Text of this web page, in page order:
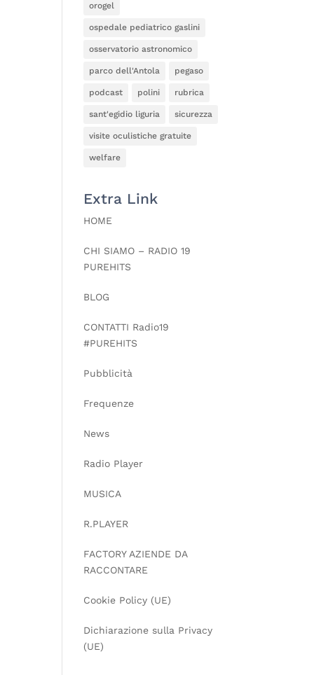
orogel
ospedale pediatrico gaslini
osservatorio astronomico
parco dell'Antola pegaso
podcast polini rubrica
sant'egidio liguria sicurezza
visite oculistiche gratuite
welfare
Extra Link
HOME
CHI SIAMO – RADIO 19
PUREHITS
BLOG
CONTATTI Radio19
#PUREHITS
Pubblicità
Frequenze
News
Radio Player
MUSICA
R.PLAYER
FACTORY AZIENDE DA
RACCONTARE
Cookie Policy (UE)
Dichiarazione sulla Privacy
(UE)